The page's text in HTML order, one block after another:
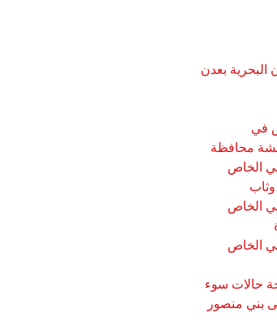
البحرية بعدن
في
محافظة
الخاص
الخاص
الخاص
حالات سوء
بني منصور